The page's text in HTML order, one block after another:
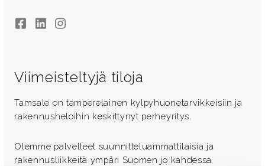
FacebookLinkedInInstagram
Viimeisteltyjä tiloja
Tamsale on tamperelainen kylpyhuonetarvikkeisiin ja
rakennusheloihin keskittynyt perheyritys.
Olemme palvelleet suunnitteluammattilaisia ja
rakennusliikkeitä ympäri Suomen jo kahdessa